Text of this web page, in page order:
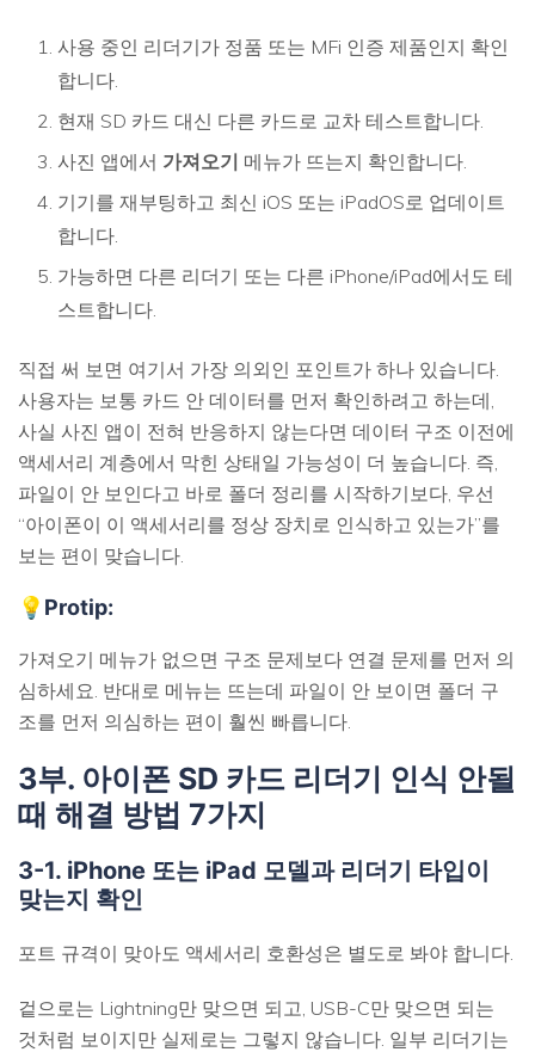
사용 중인 리더기가 정품 또는 MFi 인증 제품인지 확인
합니다.
현재 SD 카드 대신 다른 카드로 교차 테스트합니다.
사진 앱에서 가져오기 메뉴가 뜨는지 확인합니다.
기기를 재부팅하고 최신 iOS 또는 iPadOS로 업데이트
합니다.
가능하면 다른 리더기 또는 다른 iPhone/iPad에서도 테
스트합니다.
직접 써 보면 여기서 가장 의외인 포인트가 하나 있습니다.
사용자는 보통 카드 안 데이터를 먼저 확인하려고 하는데,
사실 사진 앱이 전혀 반응하지 않는다면 데이터 구조 이전에
액세서리 계층에서 막힌 상태일 가능성이 더 높습니다. 즉,
파일이 안 보인다고 바로 폴더 정리를 시작하기보다, 우선
“아이폰이 이 액세서리를 정상 장치로 인식하고 있는가”를
보는 편이 맞습니다.
💡Protip:
가져오기 메뉴가 없으면 구조 문제보다 연결 문제를 먼저 의
심하세요. 반대로 메뉴는 뜨는데 파일이 안 보이면 폴더 구
조를 먼저 의심하는 편이 훨씬 빠릅니다.
3부. 아이폰 SD 카드 리더기 인식 안될
때 해결 방법 7가지
3-1. iPhone 또는 iPad 모델과 리더기 타입이
맞는지 확인
포트 규격이 맞아도 액세서리 호환성은 별도로 봐야 합니다.
겉으로는 Lightning만 맞으면 되고, USB-C만 맞으면 되는
것처럼 보이지만 실제로는 그렇지 않습니다. 일부 리더기는